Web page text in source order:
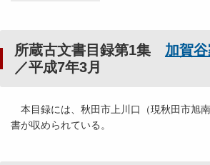
所蔵古文書目録第1集 加賀
／平成7年3月
本目録には、秋田市上川口（現秋田市旭
書が収められている。